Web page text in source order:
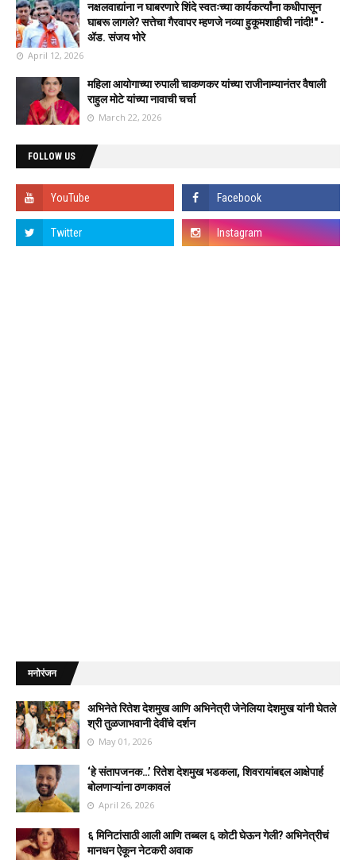
नक्षलवाद्यांना न घाबरणारे शिंदे स्वतःच्या कार्यकर्त्यांना कधीपासून
घाबरू लागले? सत्तेचा गैरवापर म्हणजे नव्या हुकूमशाहीची नांदी!" -
ॲड. संजय भोरे
April 12, 2026
महिला आयोगाच्या रुपाली चाकणकर यांच्या राजीनाम्यानंतर वैषाली
राहुल मोटे यांच्या नावाची चर्चा
March 22, 2026
FOLLOW US
मनोरंजन
अभिनेते रितेश देशमुख आणि अभिनेत्री जेनेलिया देशमुख यांनी घेतले
श्री तुळजाभवानी देवींचे दर्शन
May 01, 2026
‘हे संतापजनक…’ रितेश देशमुख भडकला, शिवरायांबद्दल आक्षेपार्ह
बोलणाऱ्यांना ठणकावलं
April 26, 2026
६ मिनिटांसाठी आली आणि तब्बल ६ कोटी घेऊन गेली? अभिनेत्रीचं
मानधन ऐकून नेटकरी अवाक